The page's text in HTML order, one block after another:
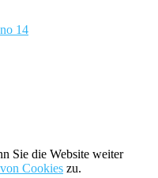
14
Sie die Website weiter
Cookies zu.